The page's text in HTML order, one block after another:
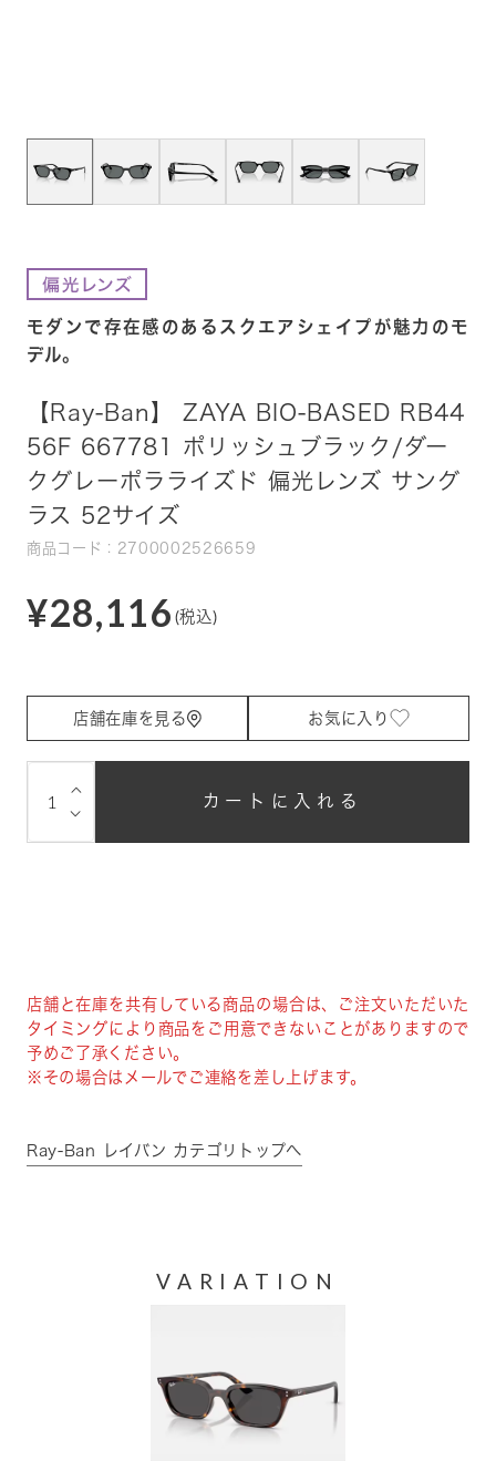
モダンで存在感のあるスクエアシェイプが魅力のモ
デル。
【Ray-Ban】 ZAYA BIO-BASED RB44
56F 667781 ポリッシュブラック/ダー
クグレーポラライズド 偏光レンズ サング
ラス 52サイズ
商品コード：2700002526659
¥28,116 (税込)
店舗在庫を見る お気に入り
⌵
⌵ カートに入れる
店舗と在庫を共有している商品の場合は、ご注文いただいた
タイミングにより商品をご用意できないことがありますので
予めご了承ください。
※その場合はメールでご連絡を差し上げます。
Ray-Ban レイバン カテゴリトップへ
VARIATION